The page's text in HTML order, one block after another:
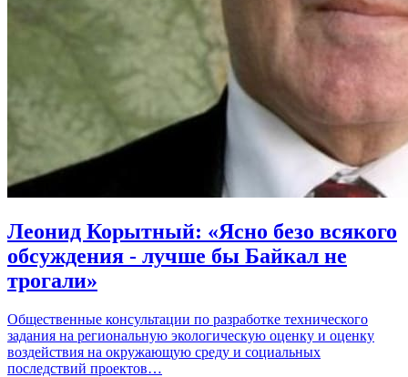
Леонид Корытный: «Ясно безо всякого
обсуждения - лучше бы Байкал не
трогали»
Общественные консультации по разработке технического
задания на региональную экологическую оценку и оценку
воздействия на окружающую среду и социальных
последствий проектов…